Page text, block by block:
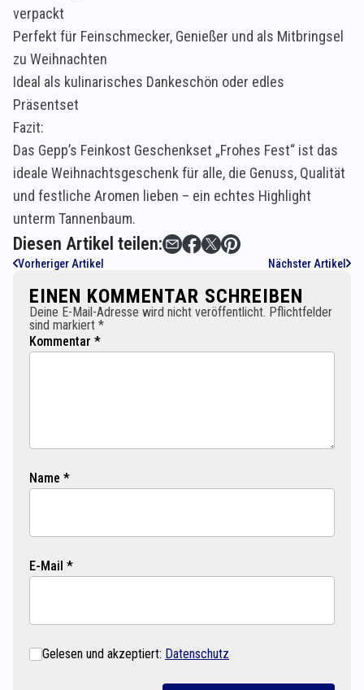
verpackt
Perfekt für Feinschmecker, Genießer und als Mitbringsel
zu Weihnachten
Ideal als kulinarisches Dankeschön oder edles
Präsentset
Fazit:
Das Gepp’s Feinkost Geschenkset „Frohes Fest“ ist das
ideale Weihnachtsgeschenk für alle, die Genuss, Qualität
und festliche Aromen lieben – ein echtes Highlight
unterm Tannenbaum.
Diesen Artikel teilen:
Vorheriger Artikel Nächster Artikel
EINEN KOMMENTAR SCHREIBEN
Deine E-Mail-Adresse wird nicht veröffentlicht. Pflichtfelder
sind markiert *
Kommentar *
Name *
E-Mail *
Gelesen und akzeptiert: Datenschutz